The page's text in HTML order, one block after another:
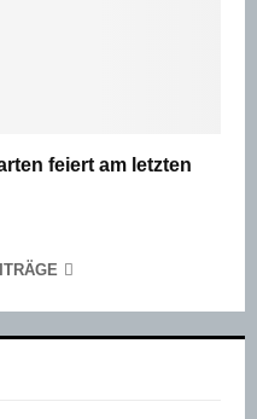
feiert am letzten